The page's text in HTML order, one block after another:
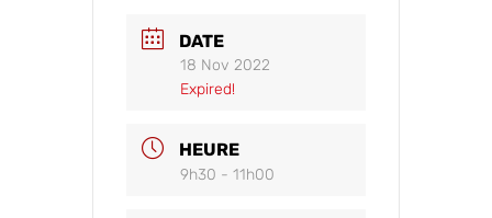
DATE
18 Nov 2022
Expired!
HEURE
9h30 - 11h00